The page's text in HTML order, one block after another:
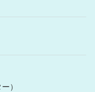
）